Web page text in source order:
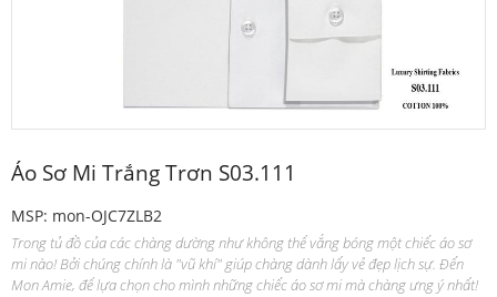
Áo Sơ Mi Trắng Trơn S03.111
MSP: mon-OJC7ZLB2
Trong tủ đồ của các chàng dường như không thể vắng bóng một chiếc áo sơ
mi nào! Bởi chúng chính là "vũ khí" giúp chàng dành lấy vẻ đẹp lịch sự. Đến
Mon Amie, để lựa chọn cho mình những chiếc áo sơ mi mà chàng ưng ý nhất!